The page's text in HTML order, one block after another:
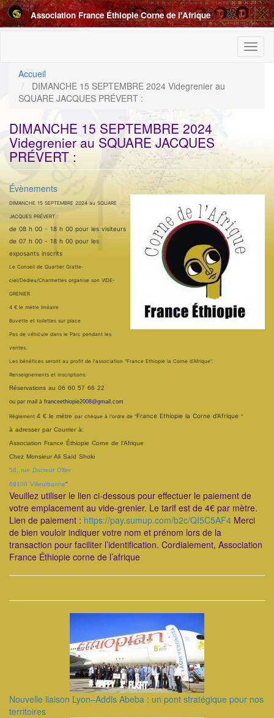
Aller
au
contenu
Association France Éthiopie Corne de l'Afrique
Accueil
DIMANCHE 15 SEPTEMBRE 2024 Videgrenier au
SQUARE JACQUES PRÉVERT :
DIMANCHE 15 SEPTEMBRE 2024
Videgrenier au SQUARE JACQUES
PRÉVERT :
Catégorie
Évènements
DIMANCHE 15 SEPTEMBRE 2024 au SQUARE
JACQUES PRÉVERT :
de 08 h 00 - 18 h 00 pour les visiteurs
de 07 h 00 - 18 h 00 pour les
exposants inscrits
Le Conseil de Quartier Gratte-
ciel/Dedieu/Charmettes organise son VIDE-
GRENIER
4 € le mètre linéaire
Buvette et toilettes sur place
Pas de véhicule dans le Parc pendant les
ventes.
Les bénéfices seront au profit de l'association "France Ethiopie la Corne d'Afrique".
Renseignements et inscriptions:
Réservations au 06 60 57 66 22
ou par mail à franceethiopie2008@gmail.com
Règlement 4 € le mètre par chèque à l'ordre de "France Ethiopie la Corne d'Afrique "
à adresser par Courrier à:
Association France Éthiopie Corne de l'Afrique
Chez Monsieur Ali Saïd Shoki
58, rue Docteur Ollier
69100 Villeurbanne"
Veuillez utiliser le lien ci-dessous pour effectuer le paiement de
votre emplacement au vide-grenier. Le tarif est de 4€ par mètre.
Lien de paiement : https://pay.sumup.com/b2c/QI5C5AF4 Merci
de bien vouloir indiquer votre nom et prénom lors de la
transaction pour faciliter l’identification. Cordialement, Association
France Éthiopie corne de l’afrique
Nouvelle liaison Lyon–Addis Abeba : un pont stratégique pour nos
territoires